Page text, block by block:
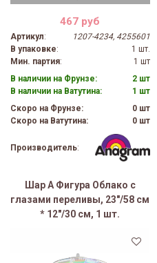
467 руб
Артикул:
1207-4234, 4255601
В упаковке:
1 шт.
Мин. партия:
1 шт
В наличии на Фрунзе:
2 шт
В наличии на Ватутина:
1 шт
Скоро на Фрунзе:
0 шт
Скоро на Ватутина:
0 шт
Производитель:
Шар А Фигура Облако с
глазами переливы, 23"/58 см
* 12"/30 см, 1 шт.